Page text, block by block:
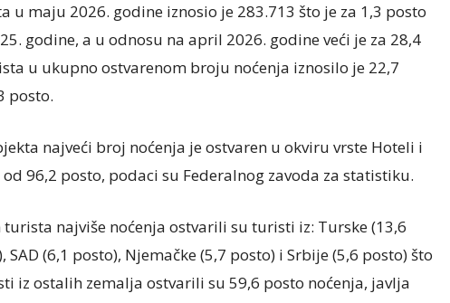
u maju 2026. godine iznosio je 283.713 što je za 1,3 posto
godine, a u odnosu na april 2026. godine veći je za 28,4
u ukupno ostvarenom broju noćenja iznosilo je 22,7
posto.
najveći broj noćenja je ostvaren u okviru vrste Hoteli i
96,2 posto, podaci su Federalnog zavoda za statistiku.
najviše noćenja ostvarili su turisti iz: Turske (13,6
SAD (6,1 posto), Njemačke (5,7 posto) i Srbije (5,6 posto) što
iz ostalih zemalja ostvarili su 59,6 posto noćenja, javlja